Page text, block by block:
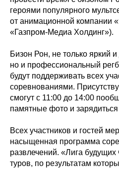
героями популярного
от анимационной компании
«Газпром-Медиа Холдинг»).
Бизон Рон, не только яркий
но и профессиональный
будут поддерживать всех
соревнованиями.
смогут с 11:00 до 14:00
памятные фото и
Всех участников и гостей
насыщенная программа
развлечений. «Лига будущих
туров, по результатам